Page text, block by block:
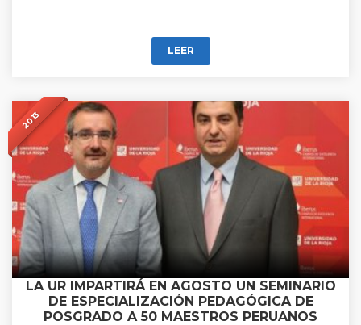
LEER
2013
LA UR IMPARTIRÁ EN AGOSTO UN SEMINARIO
DE ESPECIALIZACIÓN PEDAGÓGICA DE
POSGRADO A 50 MAESTROS PERUANOS